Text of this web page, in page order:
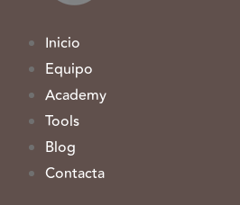
Inicio
Equipo
Academy
Tools
Blog
Contacta